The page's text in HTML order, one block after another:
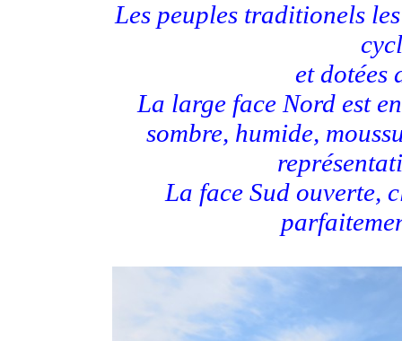
Les peuples traditionels
et dotées
La large face Nord est
sombre, humide,
La face Sud ouverte,